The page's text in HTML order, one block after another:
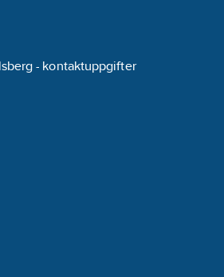
- kontaktuppgifter